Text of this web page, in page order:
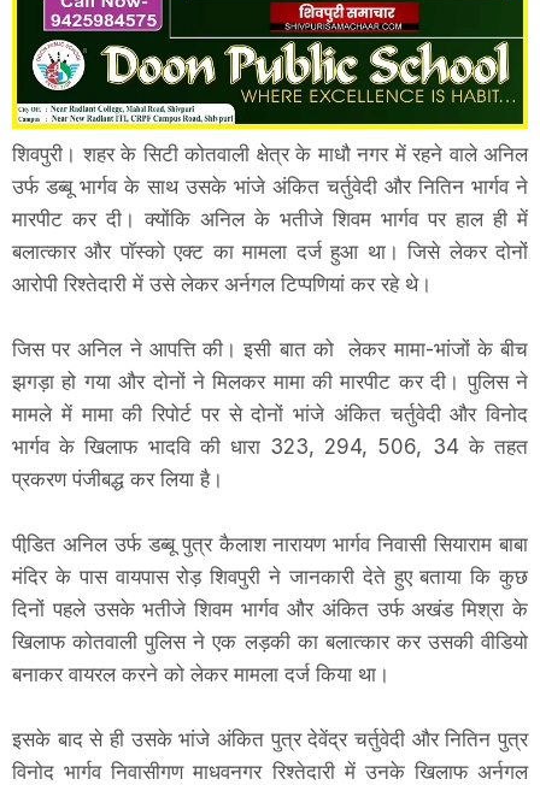
शिवपुरी। शहर के सिटी कोतवाली क्षेत्र के माधौ नगर में रहने वाले अनिल
उर्फ डब्बू भार्गव के साथ उसके भांजे अंकित चर्तुवेदी और नितिन भार्गव ने
मारपीट कर दी। क्योंकि अनिल के भतीजे शिवम भार्गव पर हाल ही में
बलात्कार और पॉस्को एक्ट का मामला दर्ज हुआ था। जिसे लेकर दोनों
आरोपी रिश्तेदारी में उसे लेकर अर्नगल टिप्पणियां कर रहे थे।
जिस पर अनिल ने आपत्ति की। इसी बात को लेकर मामा-भांजों के बीच
झगड़ा हो गया और दोनों ने मिलकर मामा की मारपीट कर दी। पुलिस ने
मामले में मामा की रिपोर्ट पर से दोनों भांजे अंकित चर्तुवेदी और विनोद
भार्गव के खिलाफ भादवि की धारा 323, 294, 506, 34 के तहत
प्रकरण पंजीबद्ध कर लिया है।
पीडि़त अनिल उर्फ डब्बू पुत्र कैलाश नारायण भार्गव निवासी सियाराम बाबा
मंदिर के पास वायपास रोड़ शिवपुरी ने जानकारी देते हुए बताया कि कुछ
दिनों पहले उसके भतीजे शिवम भार्गव और अंकित उर्फ अखंड मिश्रा के
खिलाफ कोतवाली पुलिस ने एक लड़की का बलात्कार कर उसकी वीडियो
बनाकर वायरल करने को लेकर मामला दर्ज किया था।
इसके बाद से ही उसके भांजे अंकित पुत्र देवेंद्र चर्तुवेदी और नितिन पुत्र
विनोद भार्गव निवासीगण माधवनगर रिश्तेदारी में उनके खिलाफ अर्नगल